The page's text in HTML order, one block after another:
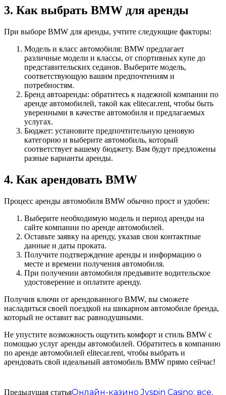
3. Как выбрать BMW для аренды
При выборе BMW для аренды, учтите следующие факторы:
Модель и класс автомобиля: BMW предлагает
различные модели и классы, от спортивных купе до
представительских седанов. Выберите модель,
соответствующую вашим предпочтениям и
потребностям.
Бренд автоаренды: обратитесь к надежной компании по
аренде автомобилей, такой как elitecar.rent, чтобы быть
уверенными в качестве автомобиля и предлагаемых
услугах.
Бюджет: установите предпочтительную ценовую
категорию и выберите автомобиль, который
соответствует вашему бюджету. Вам будут предложены
разные варианты аренды.
4. Как арендовать BMW
Процесс аренды автомобиля BMW обычно прост и удобен:
Выберите необходимую модель и период аренды на
сайте компании по аренде автомобилей.
Оставьте заявку на аренду, указав свои контактные
данные и даты проката.
Получите подтверждение аренды и информацию о
месте и времени получения автомобиля.
При получении автомобиля предъявите водительское
удостоверение и оплатите аренду.
Получив ключи от арендованного BMW, вы сможете
насладиться своей поездкой на шикарном автомобиле бренда,
который не оставит вас равнодушными.
Не упустите возможность ощутить комфорт и стиль BMW с
помощью услуг аренды автомобилей. Обратитесь в компанию
по аренде автомобилей elitecar.rent, чтобы выбрать и
арендовать свой идеальный автомобиль BMW прямо сейчас!
Предыдущая статьяОнлайн-казино Jvspin Casino: все,